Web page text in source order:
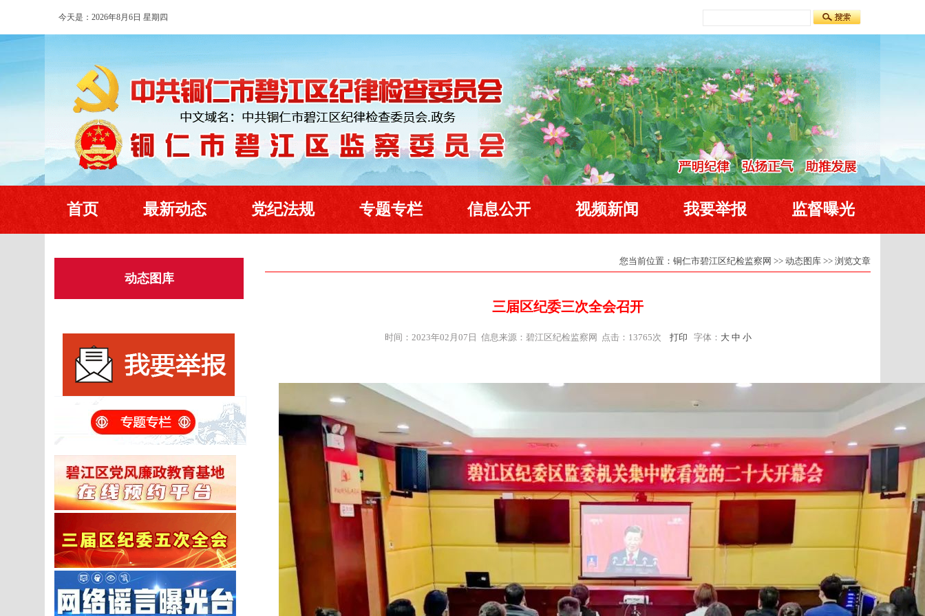
今天是：2026年8月6日 星期四
首页 最新动态 党纪法规 专题专栏 信息公开 视频新闻 我要举报 监督曝光
动态图库
您当前位置： 铜仁市碧江区纪检监察网 >> 动态图库 >> 浏览文章
三届区纪委三次全会召开
时间：2023年02月07日 信息来源：碧江区纪检监察网 点击： 13765次 打印 字体： 大 中 小